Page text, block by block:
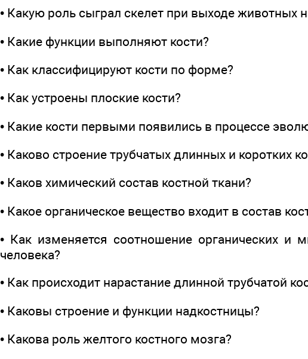
• Какую роль сыграл скелет при выходе животных
• Какие функции выполняют кости?
• Как классифицируют кости по форме?
• Как устроены плоские кости?
• Какие кости первыми появились в процессе
• Каково строение трубчатых длинных и коротких
• Каков химический состав костной ткани?
• Какое органическое вещество входит в состав
• Как изменяется соотношение органических и
человека?
• Как происходит нарастание длинной трубчатой
• Каковы строение и функции надкостницы?
• Какова роль желтого костного мозга?